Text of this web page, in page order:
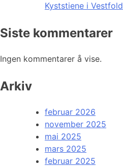
Kyststiene i Vestfold
Siste kommentarer
Ingen kommentarer å vise.
Arkiv
februar 2026
november 2025
mai 2025
mars 2025
februar 2025